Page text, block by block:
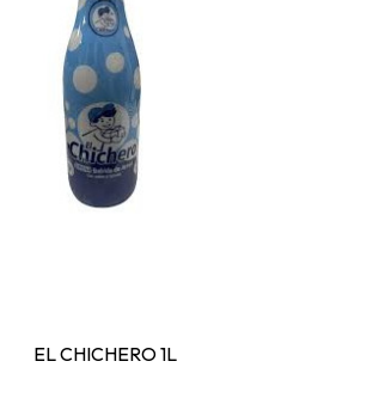
EL CHICHERO 1L